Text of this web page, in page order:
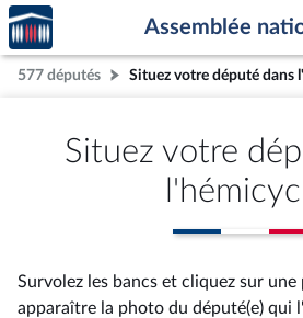
Aller au contenu
Aller en bas de la page
Accèder
à la
page
d'accueil
Assemblée
577 députés Situez votre député dans
Situez votre
Survolez les bancs et cliquez sur
apparaître la photo du député(e) qui